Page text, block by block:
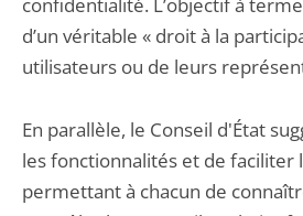
d’un véritable « droit à la
utilisateurs ou de leurs
En parallèle, le Conseil d'État
les fonctionnalités et de faciliter
permettant à chacun de